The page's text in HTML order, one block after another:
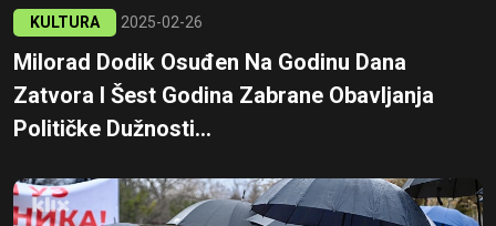
KULTURA 2025-02-26
Milorad Dodik Osuđen Na Godinu Dana
Zatvora I Šest Godina Zabrane Obavljanja
Političke Dužnosti...